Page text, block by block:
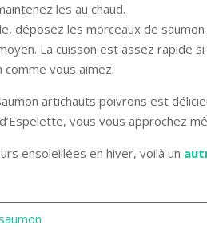
les au chaud.
déposez les morceaux de
La cuisson est assez rapide
vous aimez.
artichauts poivrons est
vous vous approchez
ensoleillées en hiver, voilà un